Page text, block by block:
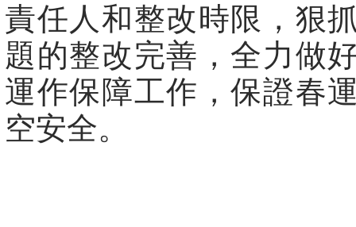
責任人和整改時限，狠
題的整改完善，全力做
運作保障工作，保證春
空安全。